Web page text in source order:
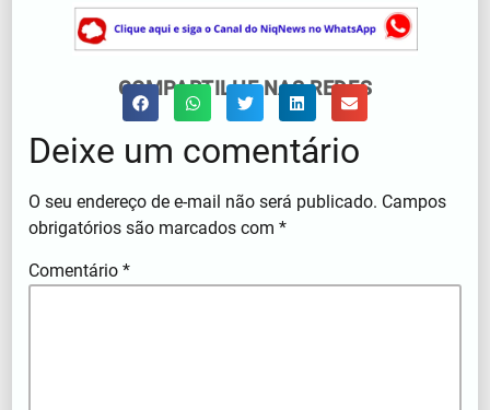
COMPARTILHE NAS REDES
Deixe um comentário
O seu endereço de e-mail não será publicado. Campos
obrigatórios são marcados com*
Comentário*